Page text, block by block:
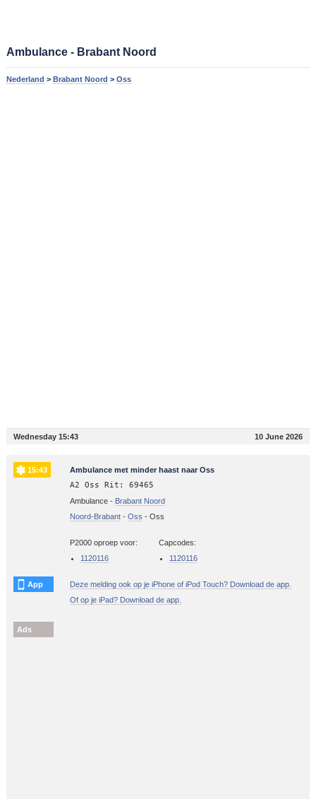
Ambulance - Brabant Noord
Nederland > Brabant Noord > Oss
Wednesday 15:43 10 June 2026
15:43 Ambulance met minder haast naar Oss
A2 Oss Rit: 69465
Ambulance - Brabant Noord
Noord-Brabant- Oss - Oss
P2000 oproep voor:
1120116
Capcodes:
1120116
App
Deze melding ook op je iPhone of iPod Touch? Download de app.
Of op je iPad? Download de app.
Ads